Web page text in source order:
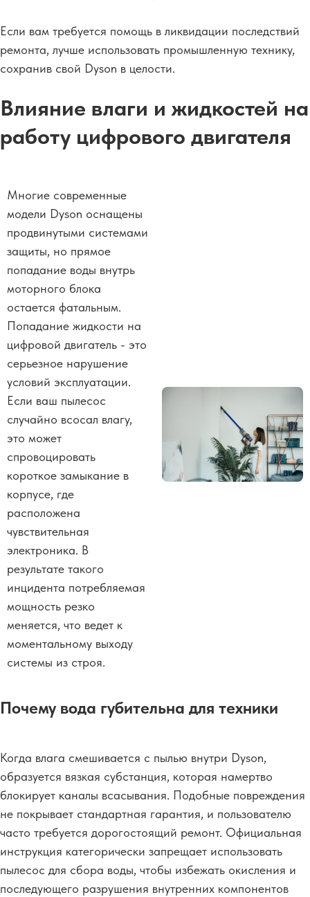
Если вам требуется помощь в ликвидации последствий
ремонта, лучше использовать промышленную технику,
сохранив свой Dyson в целости.
Влияние влаги и жидкостей на
работу цифрового двигателя
Многие современные
модели Dyson оснащены
продвинутыми системами
защиты, но прямое
попадание воды внутрь
моторного блока
остается фатальным.
Попадание жидкости на
цифровой двигатель - это
серьезное нарушение
условий эксплуатации.
Если ваш пылесос
случайно всосал влагу,
это может
спровоцировать
короткое замыкание в
корпусе, где
расположена
чувствительная
электроника. В
результате такого
инцидента потребляемая
мощность резко
меняется, что ведет к
моментальному выходу
системы из строя.
Почему вода губительна для техники
Когда влага смешивается с пылью внутри Dyson,
образуется вязкая субстанция, которая намертво
блокирует каналы всасывания. Подобные повреждения
не покрывает стандартная гарантия, и пользователю
часто требуется дорогостоящий ремонт. Официальная
инструкция категорически запрещает использовать
пылесос для сбора воды, чтобы избежать окисления и
последующего разрушения внутренних компонентов